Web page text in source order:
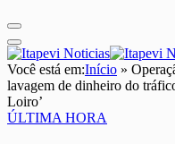
Você está em:Início »
lavagem de dinheiro do
Loiro’
ÚLTIMA HORA